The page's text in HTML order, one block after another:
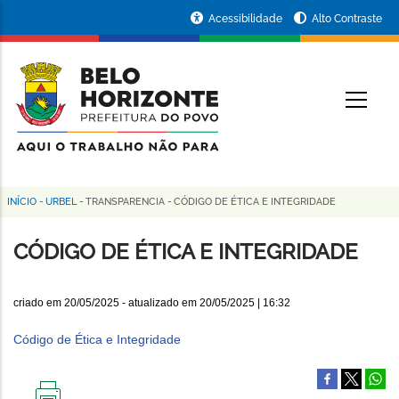
conteúdo
principal
da
Prefeitura
de
Horizonte
Acessibilidade Alto Contraste
Trilha
de
INÍCIO - URBEL - TRANSPARENCIA - CÓDIGO DE ÉTICA E INTEGRIDADE
CÓDIGO DE ÉTICA E INTEGRIDADE
criado em 20/05/2025 - atualizado em 20/05/2025 | 16:32
Código de Ética e Integridade